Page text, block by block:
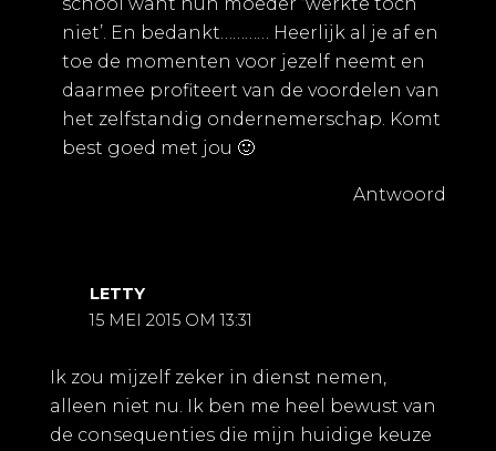
niet’. En bedankt………… Heerlijk al je af en
toe de momenten voor jezelf neemt en
daarmee profiteert van de voordelen van
het zelfstandig ondernemerschap. Komt
best goed met jou 🙂
Antwoord
LETTY
15 MEI 2015 OM 13:31
Ik zou mijzelf zeker in dienst nemen,
alleen niet nu. Ik ben me heel bewust van
de consequenties die mijn huidige keuze